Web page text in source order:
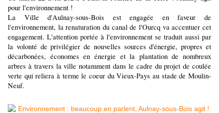
pour l'environnement !
La Ville d'Aulnay-sous-Bois est engagée en faveur de
l'environnement, la renaturation du canal de l'Ourcq va accentuer cet
engagement. L'attention portée à l'environnement se traduit aussi par
la volonté de privilégier de nouvelles sources d'énergie, propres et
décarbonées, économes en énergie et la plantation de nombreux
arbres à travers la ville notamment dans le cadre du projet de coulée
verte qui reliera à terme le coeur du Vieux-Pays au stade de Moulin-
Neuf.